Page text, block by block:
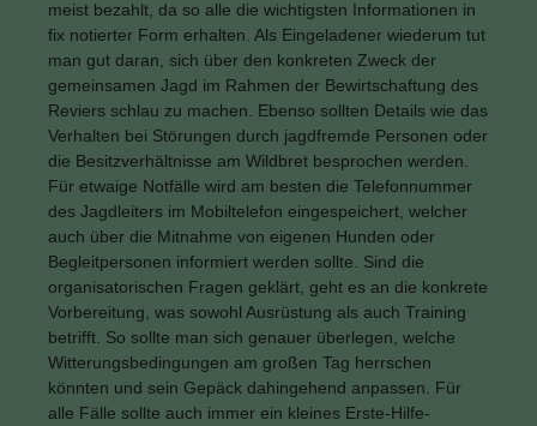
meist bezahlt, da so alle die wichtigsten Informationen in
fix notierter Form erhalten. Als Eingeladener wiederum tut
man gut daran, sich über den konkreten Zweck der
gemeinsamen Jagd im Rahmen der Bewirtschaftung des
Reviers schlau zu machen. Ebenso sollten Details wie das
Verhalten bei Störungen durch jagdfremde Personen oder
die Besitzverhältnisse am Wildbret besprochen werden.
Für etwaige Notfälle wird am besten die Telefonnummer
des Jagdleiters im Mobiltelefon eingespeichert, welcher
auch über die Mitnahme von eigenen Hunden oder
Begleitpersonen informiert werden sollte. Sind die
organisatorischen Fragen geklärt, geht es an die konkrete
Vorbereitung, was sowohl Ausrüstung als auch Training
betrifft. So sollte man sich genauer überlegen, welche
Witterungsbedingungen am großen Tag herrschen
könnten und sein Gepäck dahingehend anpassen. Für
alle Fälle sollte auch immer ein kleines Erste-Hilfe-